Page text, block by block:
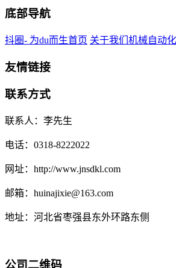
底部导航
抖圈- 为du而生首页 关于我们 机械自动化
友情链接
联系方式
联系人：李先生
电话：0318-8222022
网址：http://www.jnsdkl.com
邮箱：huinajixie@163.com
地址：河北省枣强县东外环路东侧
公司二维码